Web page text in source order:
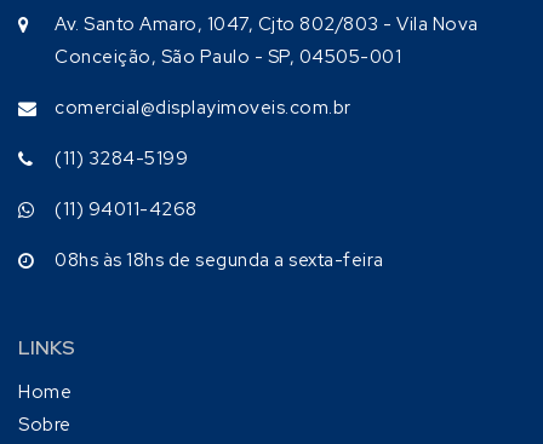
Av. Santo Amaro, 1047, Cjto 802/803 - Vila Nova
Conceição, São Paulo - SP, 04505-001
comercial@displayimoveis.com.br
(11) 3284-5199
(11) 94011-4268
08hs às 18hs de segunda a sexta-feira
LINKS
Home
Sobre